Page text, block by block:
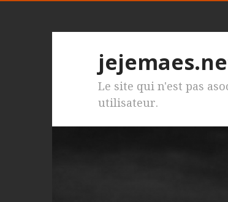
Le site qui n'est pas
utilisateur.